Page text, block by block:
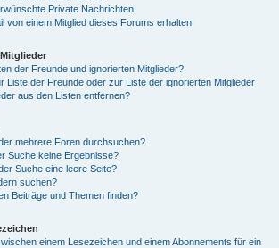
Private Nachrichten!
von einem Mitglied dieses Forums erhalten!
der Freunde und ignorierten Mitglieder?
Liste der Freunde oder zur Liste der ignorierten Mitglieder
aus den Listen entfernen?
mehrere Foren durchsuchen?
Suche keine Ergebnisse?
Suche eine leere Seite?
suchen?
Beiträge und Themen finden?
einem Lesezeichen und einem Abonnements für ein